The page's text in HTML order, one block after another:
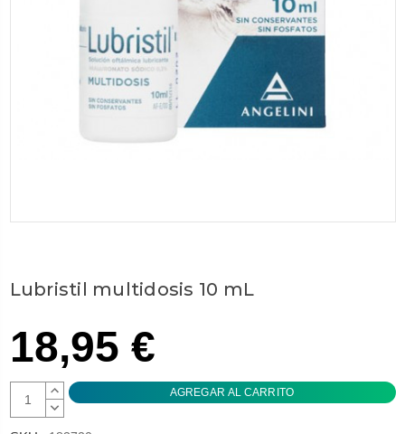
Lubristil multidosis 10 mL
18,95 €
AUMENTAR
CANTIDAD:
DISMINUIR